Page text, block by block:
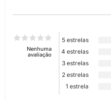
Nenhuma
avaliação
5 estrelas
4 estrelas
3 estrelas
2 estrelas
1 estrela